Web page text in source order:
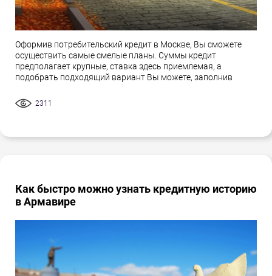
Оформив потребительский кредит в Москве, Вы сможете
осуществить самые смелые планы. Суммы кредит
предполагает крупные, ставка здесь приемлемая, а
подобрать подходящий вариант Вы можете, заполнив
2311
Как быстро можно узнать кредитную историю
в Армавире